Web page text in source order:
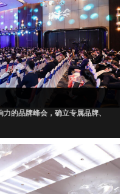
的品牌峰会，确立专属品牌、